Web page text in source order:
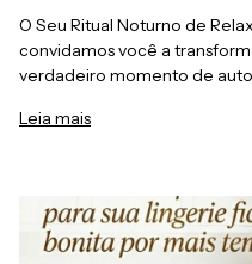
O Seu Ritual Noturno de
convidamos você a
verdadeiro momento de
nosso novo artigo,
aliviar as tensões. Crie o clima: Use meia-luz e aromas para
acalmar. Vista o conforto: Troque roupas velhas pela
sofisticação e maciez de uma
Leia mais